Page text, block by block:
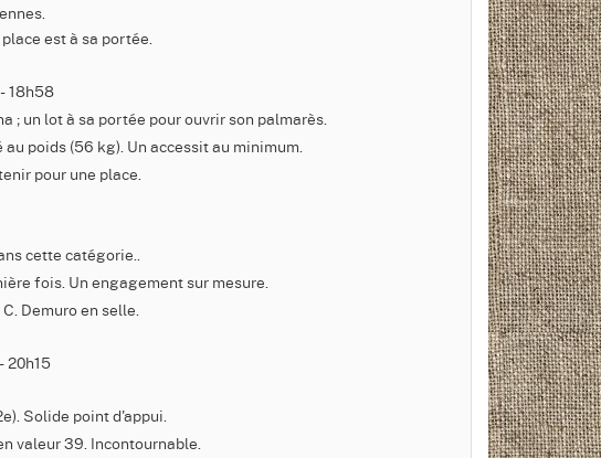
est à sa portée.
- 18h58
; un lot à sa portée pour ouvrir son palmarès.
poids (56 kg). Un accessit au minimum.
pour une place.
cette catégorie..
fois. Un engagement sur mesure.
Demuro en selle.
- 20h15
Solide point d'appui.
valeur 39. Incontournable.